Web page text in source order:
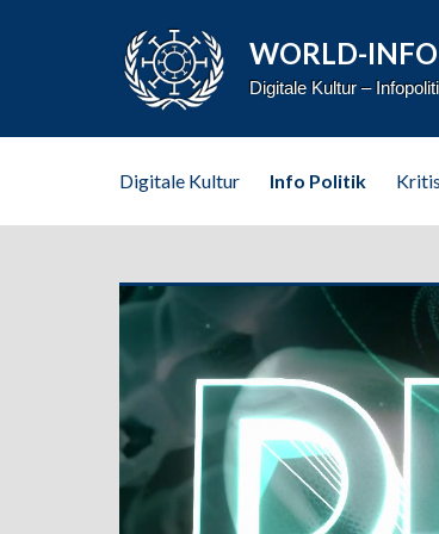
WORLD-
Digitale Kultur –
Digitale Kultur Info Politik
<span>Info
Politik</span>